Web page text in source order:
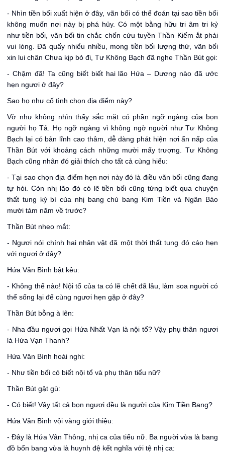
- Nhìn tiền bối xuất hiện ở đây, vãn bối có thể đoán tại sao tiền bối
không muốn nơi này bị phá hủy. Có một bằng hữu tri âm tri kỷ
như tiền bối, vãn bối tin chắc chốn cửu tuyền Thần Kiếm ắt phải
vui lòng. Đã quấy nhiểu nhiều, mong tiền bối lượng thứ, vãn bối
xin lui chân Chưa kịp bỏ đi, Tư Không Bạch đã nghe Thần Bút gọi:
- Chậm đã! Ta cũng biết biết hai lão Hứa – Dương nào đã ước
hẹn ngươi ở đây?
Sao họ như cố tình chọn địa điểm này?
Vờ như không nhìn thấy sắc mặt có phần ngỡ ngàng của bọn
người họ Tả. Họ ngỡ ngàng vì không ngờ người như Tư Không
Bạch lại có bản lĩnh cao thâm, dễ dàng phát hiện nơi ẩn nấp của
Thần Bút với khoảng cách những mười mấy trượng. Tư Không
Bạch cũng nhân đó giải thích cho tất cả cùng hiểu:
- Tại sao chọn địa điểm hẹn nơi này đó là điều vãn bối cũng đang
tự hỏi. Còn nhị lão đó có lẽ tiền bối cũng từng biết qua chuyện
thất tung kỳ bí của nhị bang chủ bang Kim Tiền và Ngân Bào
mười tám năm về trước?
Thần Bút nheo mắt:
- Ngươi nói chính hai nhân vật đã một thời thất tung đó cáo hẹn
với ngươi ở đây?
Hứa Vân Bình bật kêu:
- Không thể nào! Nội tổ của ta có lẽ chết đã lâu, làm soa người có
thể sống lại để cùng ngươi hẹn gặp ở đây?
Thần Bút bỗng à lên:
- Nha đầu ngươi gọi Hứa Nhất Vạn là nội tổ? Vậy phụ thân ngươi
là Hứa Vạn Thanh?
Hứa Vân Bình hoài nghi:
- Như tiền bối có biết nội tổ và phụ thân tiểu nữ?
Thần Bút gật gù:
- Có biết! Vậy tất cả bọn ngươi đều là người của Kim Tiền Bang?
Hứa Vân Bình vội vàng giới thiệu:
- Đây là Hứa Vân Thông, nhị ca của tiểu nữ. Ba người vừa là bang
đồ bổn bang vừa là huynh đệ kết nghĩa với tệ nhị ca: